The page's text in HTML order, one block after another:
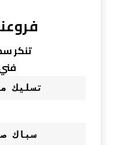
تنكر
تسليك
سباك